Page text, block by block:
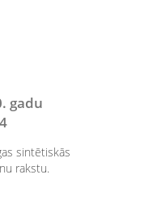
gadu
sintētiskās
rakstu.